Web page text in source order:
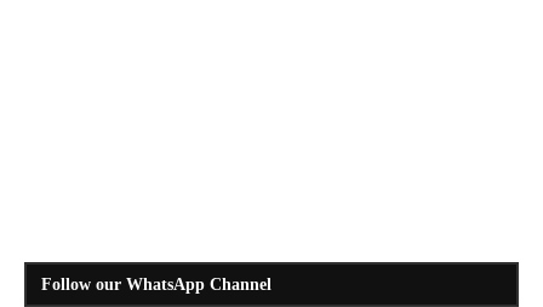
Follow our WhatsApp Channel